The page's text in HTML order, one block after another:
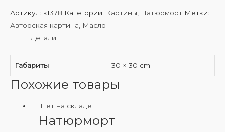
Артикул: к1378 Категории: Картины Натюрморт Метки:
Авторская картина
Масло
Детали
Габариты 30 × 30 cm
Похожие товары
Нет на складе
Натюрморт